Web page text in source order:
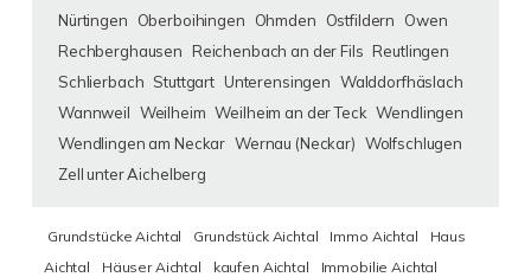
Nürtingen
Oberboihingen Ohmden Ostfildern
Owen
Rechberghausen
Reichenbach an der Fils Reutlingen
Schlierbach Stuttgart Unterensingen Walddorfhäslach
Wannweil Weilheim Weilheim an der Teck Wendlingen
Wendlingen am Neckar Wernau (Neckar) Wolfschlugen
Zell unter Aichelberg
Grundstücke Aichtal Grundstück Aichtal Immo Aichtal
Haus
Aichtal
Häuser Aichtal kaufen Aichtal
Immobilie Aichtal